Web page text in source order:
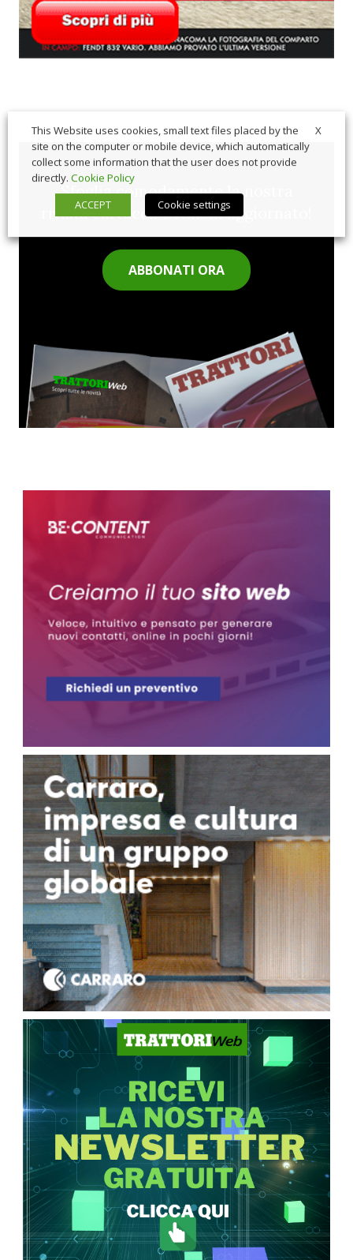
Sfoglia comodamente la nostra
rivista cartacea e rimani aggiornato!
ABBONATI ORA
X
This Website uses cookies, small text files placed by the
site on the computer or mobile device, which automatically
collect some information that the user does not provide
directly. Cookie Policy
ACCEPT
Cookie settings